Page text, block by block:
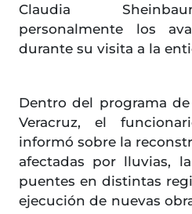
Claudia
personalmente los
durante su visita a la
Dentro del programa
Veracruz, el
informó sobre la
afectadas por lluvias,
puentes en distintas
ejecución de nuevas